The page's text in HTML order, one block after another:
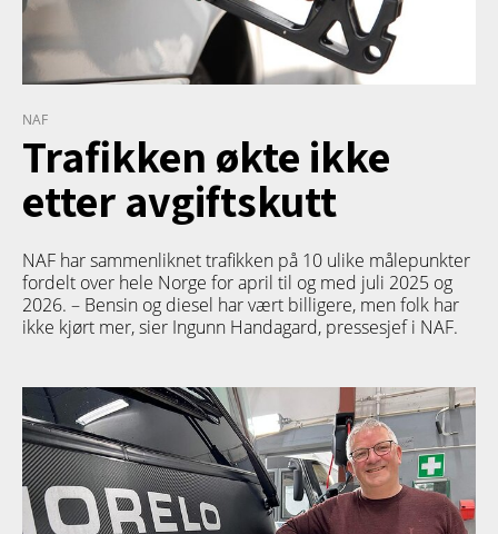
NAF
Trafikken økte ikke
etter avgiftskutt
NAF har sammenliknet trafikken på 10 ulike målepunkter
fordelt over hele Norge for april til og med juli 2025 og
2026. – Bensin og diesel har vært billigere, men folk har
ikke kjørt mer, sier Ingunn Handagard, pressesjef i NAF.
TETT PÅ